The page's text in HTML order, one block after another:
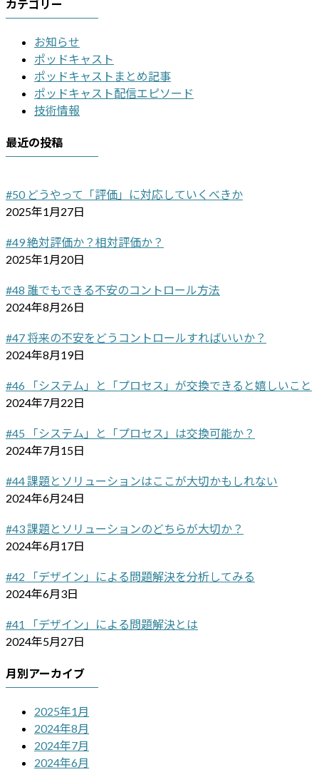
カテゴリー
お知らせ
ポッドキャスト
ポッドキャストまとめ記事
ポッドキャスト配信エピソード
技術情報
最近の投稿
#50 どうやって「評価」に対応していくべきか
2025年1月27日
#49 絶対評価か？相対評価か？
2025年1月20日
#48 誰でもできる不安のコントロール方法
2024年8月26日
#47 将来の不安をどうコントロールすればいいか？
2024年8月19日
#46 「システム」と「プロセス」が交換できると嬉しいこと
2024年7月22日
#45 「システム」と「プロセス」は交換可能か？
2024年7月15日
#44 課題とソリューションはここが大切かもしれない
2024年6月24日
#43 課題とソリューションのどちらが大切か？
2024年6月17日
#42 「デザイン」による問題解決を分析してみる
2024年6月3日
#41 「デザイン」による問題解決とは
2024年5月27日
月別アーカイブ
2025年1月
2024年8月
2024年7月
2024年6月